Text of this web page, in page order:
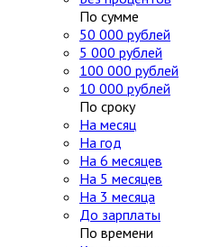
По сумме
50 000 рублей
5 000 рублей
100 000 рублей
10 000 рублей
По сроку
На месяц
На год
На 6 месяцев
На 5 месяцев
На 3 месяца
До зарплаты
По времени